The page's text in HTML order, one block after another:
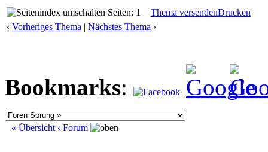
Seiten: 1 Thema versendenDrucken
‹ Vorheriges Thema | Nächstes Thema ›
Bookmarks:
« Übersicht ‹ Forum